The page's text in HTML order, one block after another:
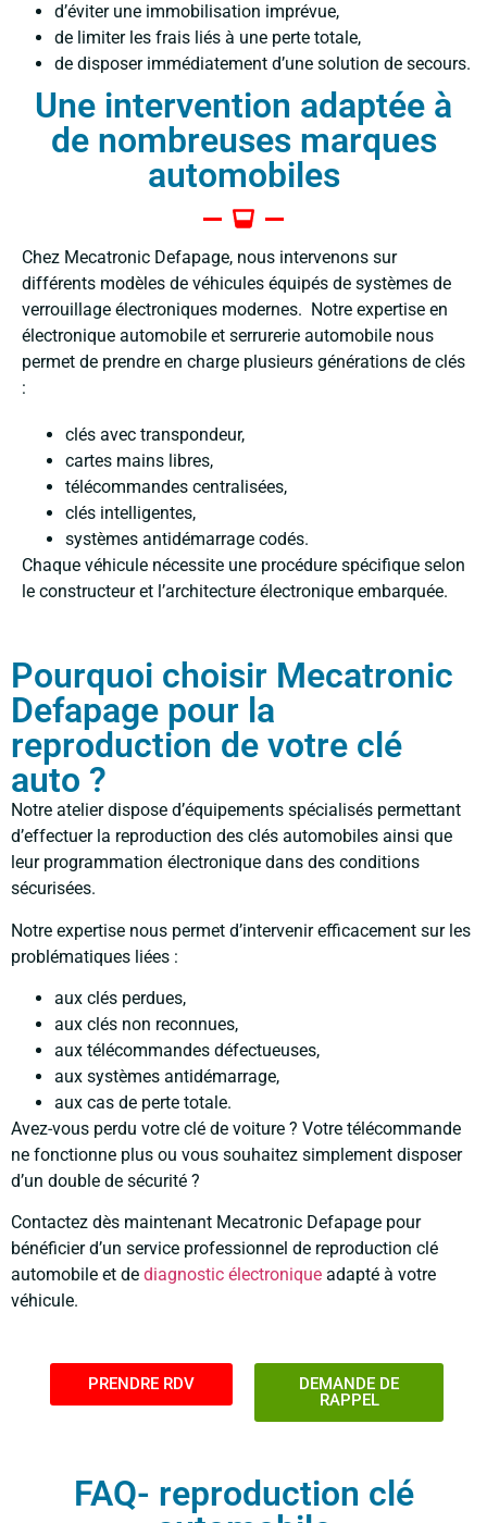
d’éviter une immobilisation imprévue,
de limiter les frais liés à une perte totale,
de disposer immédiatement d’une solution de secours.
Une intervention adaptée à
de nombreuses marques
automobiles
Chez Mecatronic Defapage, nous intervenons sur
différents modèles de véhicules équipés de systèmes de
verrouillage électroniques modernes. Notre expertise en
électronique automobile et serrurerie automobile nous
permet de prendre en charge plusieurs générations de clés
:
clés avec transpondeur,
cartes mains libres,
télécommandes centralisées,
clés intelligentes,
systèmes antidémarrage codés.
Chaque véhicule nécessite une procédure spécifique selon
le constructeur et l’architecture électronique embarquée.
Pourquoi choisir Mecatronic
Defapage pour la
reproduction de votre clé
auto ?
Notre atelier dispose d’équipements spécialisés permettant
d’effectuer la reproduction des clés automobiles ainsi que
leur programmation électronique dans des conditions
sécurisées.
Notre expertise nous permet d’intervenir efficacement sur les
problématiques liées :
aux clés perdues,
aux clés non reconnues,
aux télécommandes défectueuses,
aux systèmes antidémarrage,
aux cas de perte totale.
Avez-vous perdu votre clé de voiture ? Votre télécommande
ne fonctionne plus ou vous souhaitez simplement disposer
d’un double de sécurité ?
Contactez dès maintenant Mecatronic Defapage pour
bénéficier d’un service professionnel de reproduction clé
automobile et de diagnostic électronique adapté à votre
véhicule.
PRENDRE RDV
DEMANDE DE
RAPPEL
FAQ- reproduction clé